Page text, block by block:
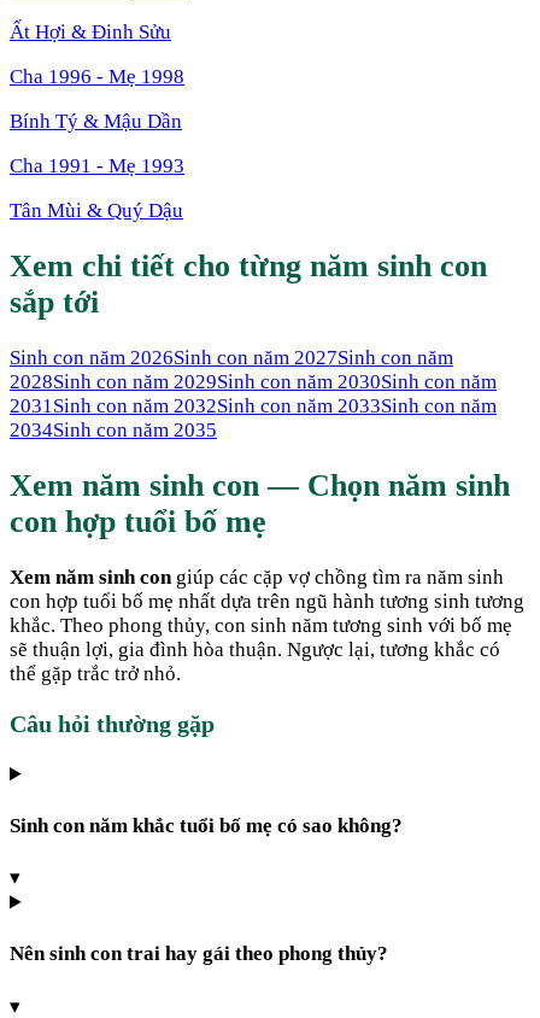
Ất Hợi & Đinh Sửu
Cha 1996 - Mẹ 1998
Bính Tý & Mậu Dần
Cha 1991 - Mẹ 1993
Tân Mùi & Quý Dậu
Xem chi tiết cho từng năm sinh con
sắp tới
Sinh con năm 2026Sinh con năm 2027Sinh con năm
2028Sinh con năm 2029Sinh con năm 2030Sinh con năm
2031Sinh con năm 2032Sinh con năm 2033Sinh con năm
2034Sinh con năm 2035
Xem năm sinh con — Chọn năm sinh
con hợp tuổi bố mẹ
Xem năm sinh congiúp các cặp vợ chồng tìm ra năm sinh
con hợp tuổi bố mẹ nhất dựa trên ngũ hành tương sinh tương
khắc. Theo phong thủy, con sinh năm tương sinh với bố mẹ
sẽ thuận lợi, gia đình hòa thuận. Ngược lại, tương khắc có
thể gặp trắc trở nhỏ.
Câu hỏi thường gặp
Sinh con năm khắc tuổi bố mẹ có sao không?
▾
Nên sinh con trai hay gái theo phong thủy?
▾